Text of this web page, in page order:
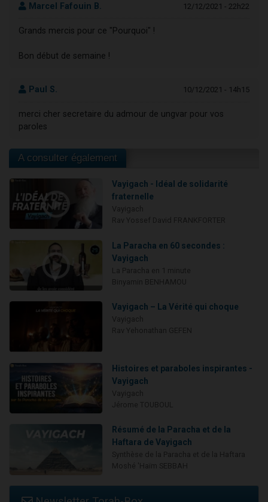
Marcel Fafouin B. 12/12/2021 - 22h22
Grands mercis pour ce "Pourquoi" !
Bon début de semaine !
Paul S. 10/12/2021 - 14h15
merci cher secretaire du admour de ungvar pour vos
paroles
A consulter également
Vayigach - Idéal de solidarité
fraternelle
La Paracha en 60 secondes :
Vayigach
Vayigach – La Vérité qui choque
Histoires et paraboles inspirantes -
Vayigach
Résumé de la Paracha et de la
Haftara de Vayigach